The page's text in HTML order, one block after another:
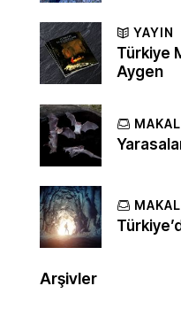
YAYIN
Türkiye
Aygen
Arşivler